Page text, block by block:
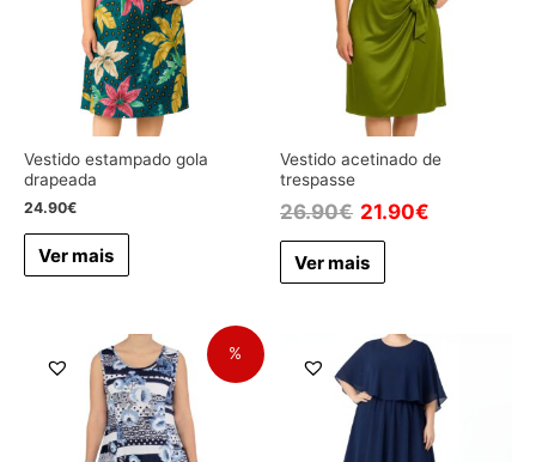
Vestido estampado gola
drapeada
24.90€
Ver mais
Vestido acetinado de
trespasse
26.90€ 21.90€
Ver mais
%